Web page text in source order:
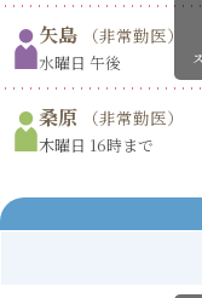
矢島 （非常勤医）
水曜日 午後
桑原 （非常勤医）
木曜日 16時まで